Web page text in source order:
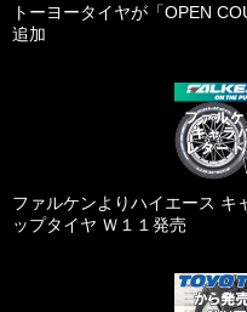
トーヨータイヤが「OPEN
追加
ファルケンよりハイエース キ
ップタイヤ Ｗ１１発売